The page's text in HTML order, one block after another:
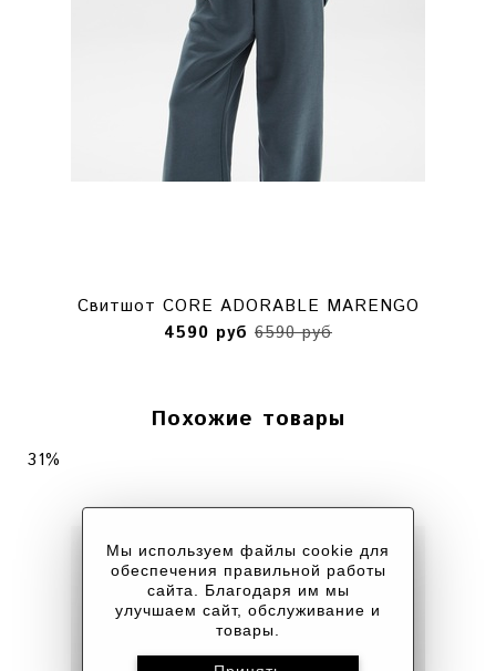
Свитшот CORE ADORABLE MARENGO
4590 руб 6590 руб
Похожие товары
31%
Мы используем файлы cookie для
обеспечения правильной работы
сайта. Благодаря им мы
улучшаем сайт, обслуживание и
товары.